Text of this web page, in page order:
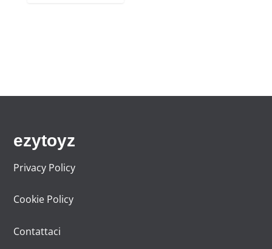
ezytoyz
Privacy Policy
Cookie Policy
Contattaci